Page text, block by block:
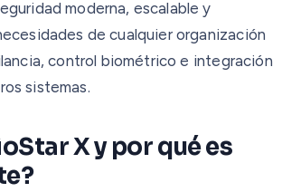
moderna, escalable y
de cualquier organización
control biométrico e integración
sistemas.
X y por qué es